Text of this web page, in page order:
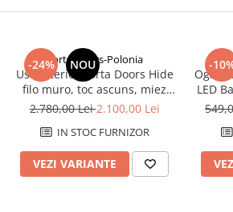
-24% NOU
Porta Doors-Polonia
Usa interior Porta Doors Hide
filo muro, toc ascuns, miez
PAL perforat, 3 balamale 3D,
2.780,00 Lei2.100,00 Lei
IN STOC FURNIZOR
VEZI VARIANTE
-
LED